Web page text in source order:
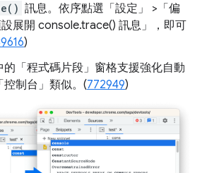
訊息。依序點選「設定」
>「偏
展開 console.trace() 訊息」
，即可
)
「程式碼片段」 窗格支援強化自動
制台」 類似。(772949)